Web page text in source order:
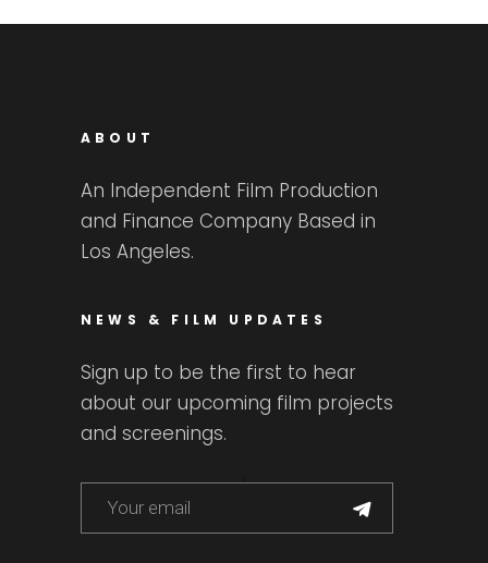
ABOUT
An Independent Film Production
and Finance Company Based in
Los Angeles.
NEWS & FILM UPDATES
Sign up to be the first to hear
about our upcoming film projects
and screenings.